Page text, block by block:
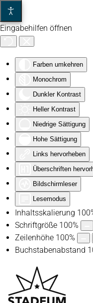
Eingabehilfen öffnen
Farben umkehren
Monochrom
Dunkler Kontrast
Heller Kontrast
Niedrige Sättigung
Hohe Sättigung
Links hervorheben
Überschriften
Bildschirmleser
Lesemodus
Inhaltsskalierung 100
Schriftgröße 100%
Zeilenhöhe 100%
Buchstabenabstand
Zum Hauptinhalt
Do, 3.
Rüdiger
Trumpet
Max